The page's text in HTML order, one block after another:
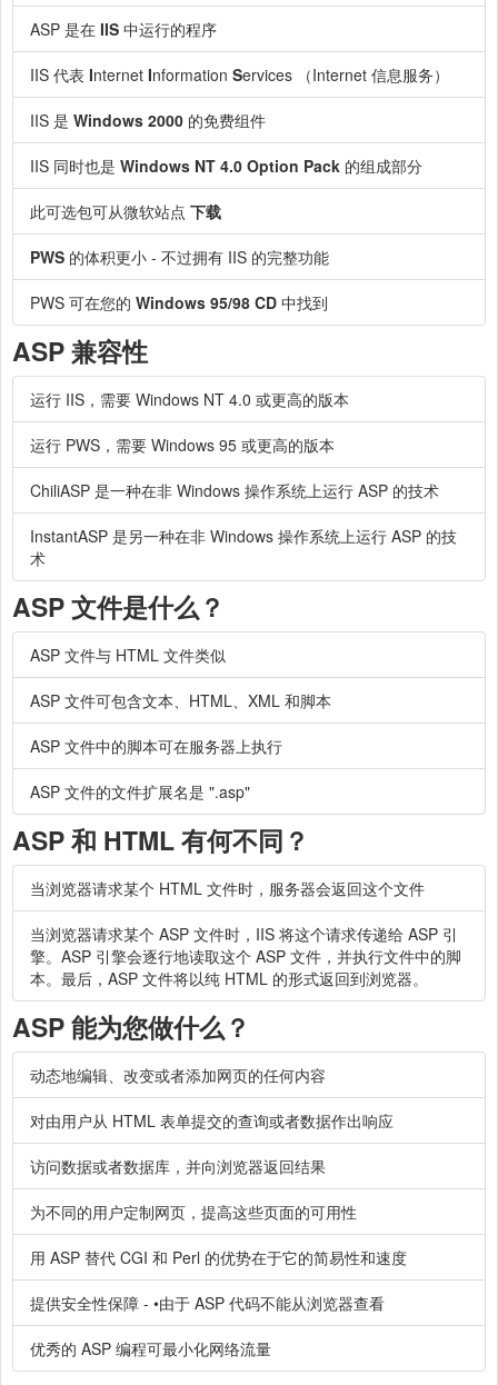
ASP 是在 IIS 中运行的程序
IIS 代表 Internet Information Services （Internet 信息服务）
IIS 是 Windows 2000 的免费组件
IIS 同时也是 Windows NT 4.0 Option Pack 的组成部分
此可选包可从微软站点 下载
PWS 的体积更小 - 不过拥有 IIS 的完整功能
PWS 可在您的 Windows 95/98 CD 中找到
ASP 兼容性
运行 IIS，需要 Windows NT 4.0 或更高的版本
运行 PWS，需要 Windows 95 或更高的版本
ChiliASP 是一种在非 Windows 操作系统上运行 ASP 的技术
InstantASP 是另一种在非 Windows 操作系统上运行 ASP 的技
术
ASP 文件是什么？
ASP 文件与 HTML 文件类似
ASP 文件可包含文本、HTML、XML 和脚本
ASP 文件中的脚本可在服务器上执行
ASP 文件的文件扩展名是 ".asp"
ASP 和 HTML 有何不同？
当浏览器请求某个 HTML 文件时，服务器会返回这个文件
当浏览器请求某个 ASP 文件时，IIS 将这个请求传递给 ASP 引
擎。ASP 引擎会逐行地读取这个 ASP 文件，并执行文件中的脚
本。最后，ASP 文件将以纯 HTML 的形式返回到浏览器。
ASP 能为您做什么？
动态地编辑、改变或者添加网页的任何内容
对由用户从 HTML 表单提交的查询或者数据作出响应
访问数据或者数据库，并向浏览器返回结果
为不同的用户定制网页，提高这些页面的可用性
用 ASP 替代 CGI 和 Perl 的优势在于它的简易性和速度
提供安全性保障 - •由于 ASP 代码不能从浏览器查看
优秀的 ASP 编程可最小化网络流量